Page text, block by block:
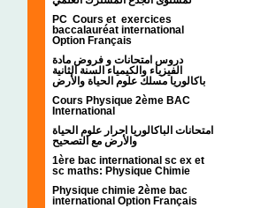
PC Cours et exercices
baccalauréat international
Option Français
دروس امتحانات و فروض مادة
الفيزياء والكيمياء السنة الثانية
باكالوريا مسلك علوم الحياة والأرض
Cours Physique 2ème BAC
International
امتحانات الباكالوريا احرار علوم الحياة
والأرض مع التصحيح
1ère bac international sc ex et
sc maths: Physique Chimie
Physique chimie 2ème bac
international Option Français